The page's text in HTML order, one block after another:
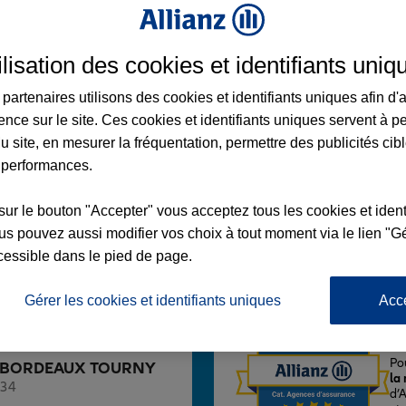
TOURNY
Voir l'agence
TOURNY
la
des cookies et identifiants
partenaires utilisons des cookies et identifiants uniques afin
sur le site. Ces cookies et identifiants uniques servent à
site, en mesurer la fréquentation, permettre des publicités
le bouton "Accepter" vous acceptez tous les cookies et
pouvez aussi modifier vos choix à tout moment via le lien
dans le pied de page.
Gérer les cookies et identifiants uniques